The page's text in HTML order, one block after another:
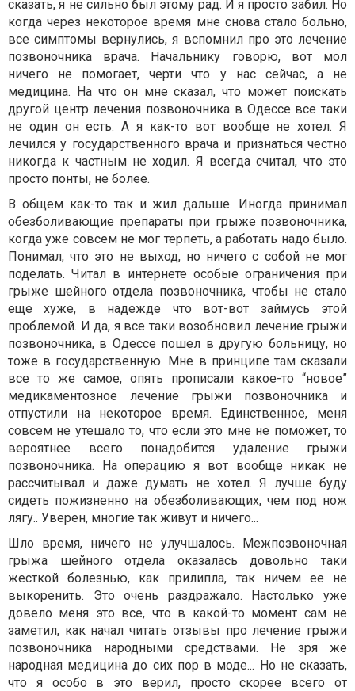
сказать, я не сильно был этому рад. И я просто забил. Но
когда через некоторое время мне снова стало больно,
все симптомы вернулись, я вспомнил про это лечение
позвоночника врача. Начальнику говорю, вот мол
ничего не помогает, черти что у нас сейчас, а не
медицина. На что он мне сказал, что может поискать
другой центр лечения позвоночника в Одессе все таки
не один он есть. А я как-то вот вообще не хотел. Я
лечился у государственного врача и признаться честно
никогда к частным не ходил. Я всегда считал, что это
просто понты, не более.
В общем как-то так и жил дальше. Иногда принимал
обезболивающие препараты при грыже позвоночника,
когда уже совсем не мог терпеть, а работать надо было.
Понимал, что это не выход, но ничего с собой не мог
поделать. Читал в интернете особые ограничения при
грыже шейного отдела позвоночника, чтобы не стало
еще хуже, в надежде что вот-вот займусь этой
проблемой. И да, я все таки возобновил лечение грыжи
позвоночника, в Одессе пошел в другую больницу, но
тоже в государственную. Мне в принципе там сказали
все то же самое, опять прописали какое-то “новое”
медикаментозное лечение грыжи позвоночника и
отпустили на некоторое время. Единственное, меня
совсем не утешало то, что если это мне не поможет, то
вероятнее всего понадобится удаление грыжи
позвоночника. На операцию я вот вообще никак не
рассчитывал и даже думать не хотел. Я лучше буду
сидеть пожизненно на обезболивающих, чем под нож
лягу.. Уверен, многие так живут и ничего...
Шло время, ничего не улучшалось. Межпозвоночная
грыжа шейного отдела оказалась довольно таки
жесткой болезнью, как прилипла, так ничем ее не
выкоренить. Это очень раздражало. Настолько уже
довело меня это все, что в какой-то момент сам не
заметил, как начал читать отзывы про лечение грыжи
позвоночника народными средствами. Не зря же
народная медицина до сих пор в моде... Но не сказать,
что я особо в это верил, просто скорее всего от